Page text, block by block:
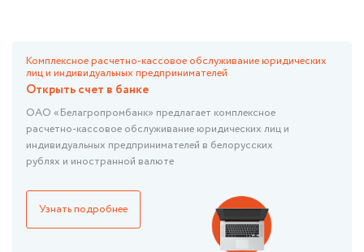
Комплексное расчетно-кассовое обслуживание юридических
лиц и индивидуальных предпринимателей
Открыть счет в банке
ОАО «Белагропромбанк» предлагает комплексное
расчетно-кассовое обслуживание юридических лиц и
индивидуальных предпринимателей в белорусских
рублях и иностранной валюте
Узнать подробнее